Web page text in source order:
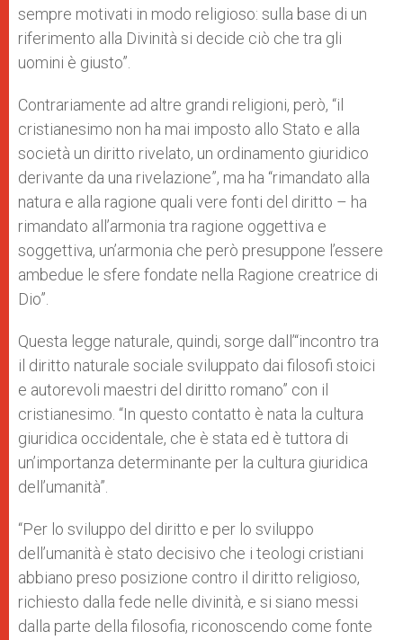
sempre motivati in modo religioso: sulla base di un
riferimento alla Divinità si decide ciò che tra gli
uomini è giusto”.
Contrariamente ad altre grandi religioni, però, “il
cristianesimo non ha mai imposto allo Stato e alla
società un diritto rivelato, un ordinamento giuridico
derivante da una rivelazione”, ma ha “rimandato alla
natura e alla ragione quali vere fonti del diritto – ha
rimandato all’armonia tra ragione oggettiva e
soggettiva, un’armonia che però presuppone l’essere
ambedue le sfere fondate nella Ragione creatrice di
Dio”.
Questa legge naturale, quindi, sorge dall’“incontro tra
il diritto naturale sociale sviluppato dai filosofi stoici
e autorevoli maestri del diritto romano” con il
cristianesimo. “In questo contatto è nata la cultura
giuridica occidentale, che è stata ed è tuttora di
un’importanza determinante per la cultura giuridica
dell’umanità”.
“Per lo sviluppo del diritto e per lo sviluppo
dell’umanità è stato decisivo che i teologi cristiani
abbiano preso posizione contro il diritto religioso,
richiesto dalla fede nelle divinità, e si siano messi
dalla parte della filosofia, riconoscendo come fonte